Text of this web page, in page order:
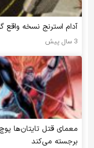
آدام استرنج نسخه
3 سال پیش
معمای قتل تایتان‌ها
برجسته می‌کند